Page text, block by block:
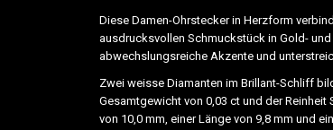
Diese Damen-Ohrstecker in Herzform
ausdrucksvollen Schmuckstück in Gold-
abwechslungsreiche Akzente und
Zwei weisse Diamanten im Brillant-Schliff
Gesamtgewicht von 0,03 ct und der
von 10,0 mm, einer Länge von 9,8 mm und